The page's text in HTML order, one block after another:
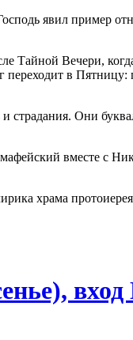
явил пример
Тайной Вечери,
в
Они
вместе с
храма